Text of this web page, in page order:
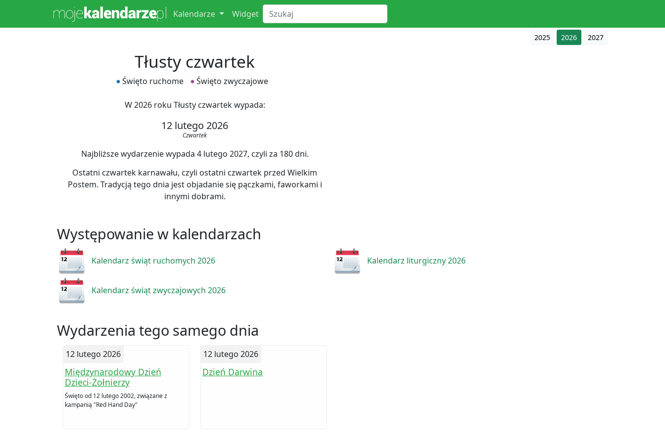
Kalendarze Widget
2025 2026 2027
Tłusty czwartek
Święto ruchome Święto zwyczajowe
W 2026 roku Tłusty czwartek wypada:
12 lutego 2026
Czwartek
Najbliższe wydarzenie wypada 4 lutego 2027, czyli za 180 dni.
Ostatni czwartek karnawału, czyli ostatni czwartek przed Wielkim
Postem. Tradycją tego dnia jest objadanie się pączkami, faworkami i
innymi dobrami.
Występowanie w kalendarzach
Kalendarz świąt ruchomych 2026 Kalendarz liturgiczny 2026
Kalendarz świąt zwyczajowych 2026
Wydarzenia tego samego dnia
12 lutego 2026
Międzynarodowy Dzień
Dzieci-Żołnierzy
Święto od 12 lutego 2002, związane z
kampanią "Red Hand Day"
12 lutego 2026
Dzień Darwina